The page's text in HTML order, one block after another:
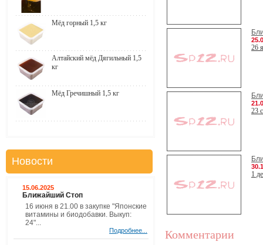
26
23
1
Комментарии
Мёд горный 1,5 кг
Алтайский мёд Дягильный 1,5
кг
Мёд Гречишный 1,5 кг
Новости
15.06.2025
Ближайший Стоп
16 июня в 21.00 в закупке "Японские
витамины и биодобавки. Выкуп:
24"...
Подробнее...